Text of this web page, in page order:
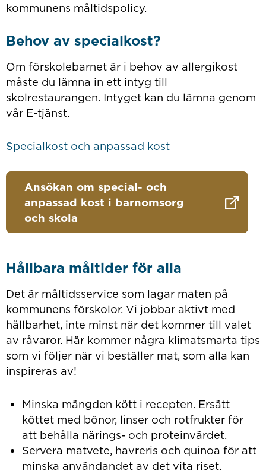
kommunens måltidspolicy.
Behov av specialkost?
Om förskolebarnet är i behov av allergikost
måste du lämna in ett intyg till
skolrestaurangen. Intyget kan du lämna genom
vår E-tjänst.
Specialkost och anpassad kost
Ansökan om special- och
anpassad kost i barnomsorg
och skola
Hållbara måltider för alla
Det är måltidsservice som lagar maten på
kommunens förskolor. Vi jobbar aktivt med
hållbarhet, inte minst när det kommer till valet
av råvaror. Här kommer några klimatsmarta tips
som vi följer när vi beställer mat, som alla kan
inspireras av!
Minska mängden kött i recepten. Ersätt
köttet med bönor, linser och rotfrukter för
att behålla närings- och proteinvärdet.
Servera matvete, havreris och quinoa för att
minska användandet av det vita riset.